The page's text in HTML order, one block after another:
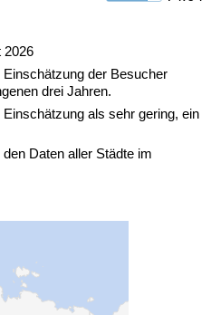
2026
der Besucher
drei Jahren.
als sehr gering, ein
Daten aller Städte im
(aktuell)